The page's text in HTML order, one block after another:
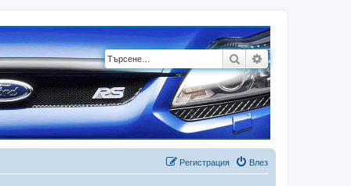
ТърсенеРазширено
Влез
Регистрация